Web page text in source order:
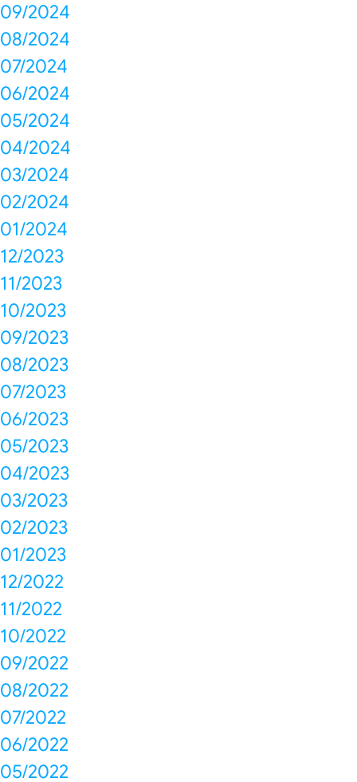
09/2024
08/2024
07/2024
06/2024
05/2024
04/2024
03/2024
02/2024
01/2024
12/2023
11/2023
10/2023
09/2023
08/2023
07/2023
06/2023
05/2023
04/2023
03/2023
02/2023
01/2023
12/2022
11/2022
10/2022
09/2022
08/2022
07/2022
06/2022
05/2022